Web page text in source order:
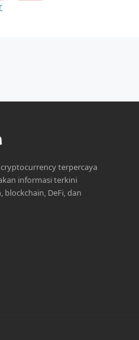
terpercaya
informasi terkini
DeFi, dan